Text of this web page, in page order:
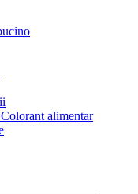
alimentar